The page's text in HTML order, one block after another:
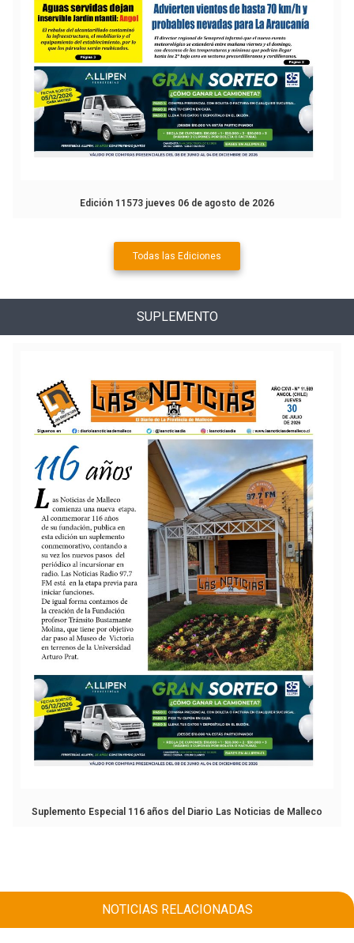
Edición 11573 jueves 06 de agosto de 2026
Todas las Ediciones
SUPLEMENTO
Suplemento Especial 116 años del Diario Las Noticias de Malleco
NOTICIAS RELACIONADAS